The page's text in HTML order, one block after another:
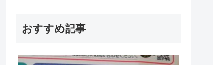
おすすめ記事